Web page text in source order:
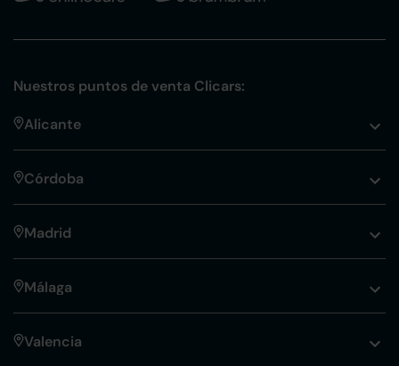
Nuestros puntos de venta Clicars:
Alicante
Córdoba
Madrid
Málaga
Valencia